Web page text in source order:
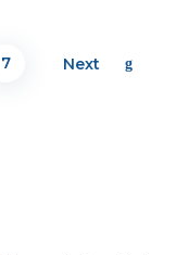
7 Next